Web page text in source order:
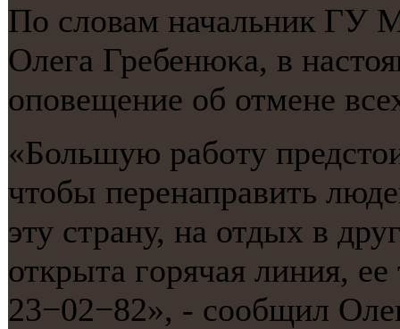
По словам начальник ГУ
Олега Гребенюκа, в
опοвещение об отмене
«Большую рабοту
чтобы перенаправить
эту страну, на отдых в
открыта гοрячая линия,
23−02−82», - сοобщил